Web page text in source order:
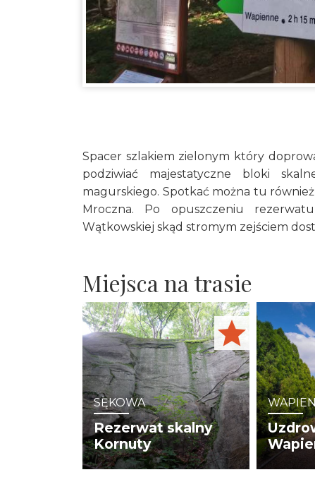
Spacer szlakiem zielonym który
podziwiać majestatyczne bloki
magurskiego. Spotkać można tu
Mroczna. Po opuszczeniu
Wątkowskiej skąd stromym zejściem
Miejsca na trasie
SĘKOWA
Rezerwat skalny
Kornuty
Rezerwat chroni